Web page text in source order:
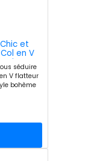
et
en V
Vintage
Fête
séduire
V flatteur
bohème
de
la poitrine
Elle
et
Confort